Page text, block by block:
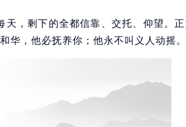
，剩下的全都信靠、交托、仰望。正
华，他必抚养你；他永不叫义人动摇。